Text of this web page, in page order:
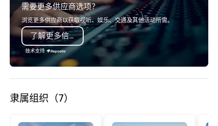
precision. We operate
in key destinations
Los Angeles, San
both U.S. and
across multiple time zones.
需要更多供应商选项？
浏览更多供应商以获取视听、娱乐、交通及其他活动所需。
了解更多信息
技术支持
隶属组织（7）